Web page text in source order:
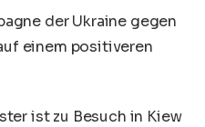
der Ukraine gegen
einem positiveren
ist zu Besuch in Kiew